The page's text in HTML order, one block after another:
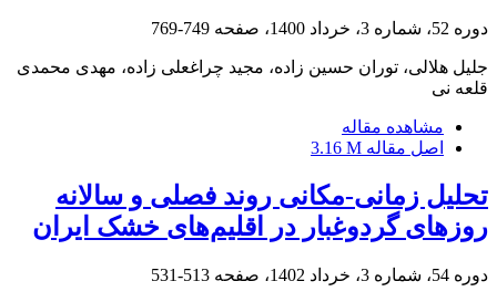
دوره 52، شماره 3، خرداد 1400، صفحه 749-769
جلیل هلالی، توران حسین زاده، مجید چراغعلی زاده، مهدی محمدی
قلعه نی
مشاهده مقاله
اصل مقاله 3.16 M
تحلیل زمانی-مکانی روند فصلی و سالانه
روزهای گردوغبار در اقلیم‌های خشک ایران
دوره 54، شماره 3، خرداد 1402، صفحه 513-531